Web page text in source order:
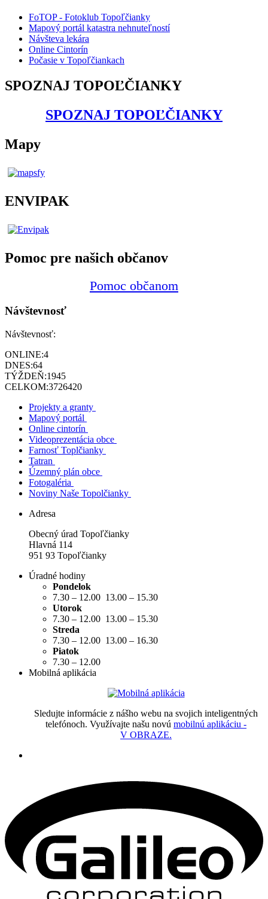
FoTOP - Fotoklub Topoľčianky
Mapový portál katastra nehnuteľností
Návšteva lekára
Online Cintorín
Počasie v Topoľčiankach
SPOZNAJ TOPOĽČIANKY
SPOZNAJ TOPOĽČIANKY
Mapy
ENVIPAK
Pomoc pre našich občanov
Pomoc občanom
Návštevnosť
Návštevnosť:
ONLINE:4
DNES:64
TÝŽDEŇ:1945
CELKOM:3726420
Projekty a granty
Mapový portál
Online cintorín
Videoprezentácia obce
Farnosť Toplčianky
Tatran
Územný plán obce
Fotogaléria
Noviny Naše Topolčianky
Adresa
Obecný úrad Topoľčianky
Hlavná 114
951 93 Topoľčianky
Úradné hodiny
Pondelok
7.30 – 12.00 13.00 – 15.30
Utorok
7.30 – 12.00 13.00 – 15.30
Streda
7.30 – 12.00 13.00 – 16.30
Piatok
7.30 – 12.00
Mobilná aplikácia
Sledujte informácie z nášho webu na svojich inteligentných
telefónoch. Využívajte našu novú mobilnú aplikáciu -
V OBRAZE.